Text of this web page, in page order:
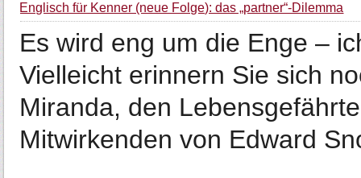
Englisch für Kenner (neue Folge): das „partner“-Dilemma
Es wird eng um die Enge –
Vielleicht erinnern Sie sich
Miranda, den
Mitwirkenden von Edward